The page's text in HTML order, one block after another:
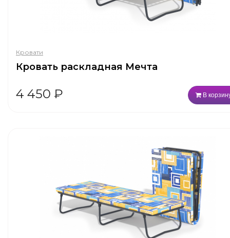
Кровати
Кровать раскладная Мечта
4 450 ₽ В